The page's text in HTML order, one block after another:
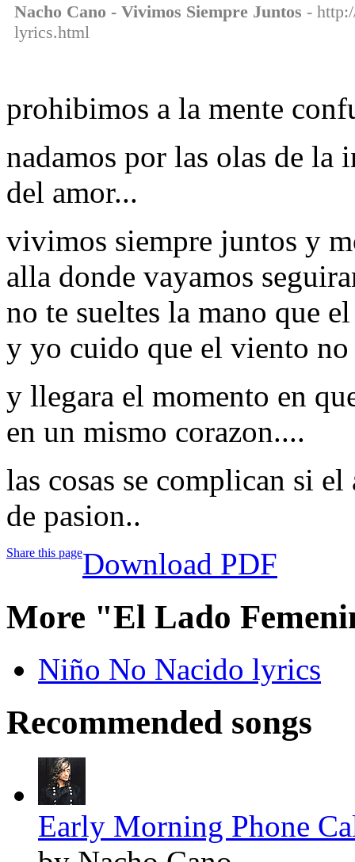
Nacho Cano - Vivimos Siempre Juntos -
lyrics.html
prohibimos a la mente
nadamos por las olas de la
del amor...
vivimos siempre juntos y
alla donde vayamos
no te sueltes la mano que
y yo cuido que el viento
y llegara el momento en
en un mismo corazon....
las cosas se complican si
de pasion..
Share this pageDownload PDF
More "El Lado
Niño No Nacido lyrics
Recommended songs
Early Morning Phone